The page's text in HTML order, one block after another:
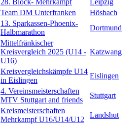
Team DM Unterfranken
Hösbach
13. Sparkassen-Phoenix-
Halbmarathon
Dortmund
Mittelfränkischer
Kreisvergleich 2025 (U14 -
U16)
Katzwang
Kreisvergleichskämpfe U14
in Eislingen
Eislingen
4. Vereinsmeisterschaften
MTV Stuttgart and friends
Stuttgart
Kreismeisterschaften
Mehrkampf U16/U14/U12
Landshut